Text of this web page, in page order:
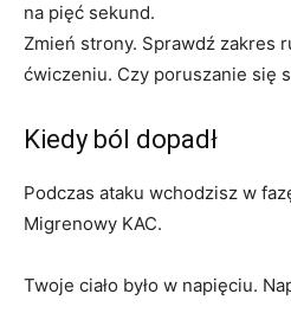
na pięć sekund.
Zmień strony. Sprawdź zakres
ćwiczeniu. Czy poruszanie się
Kiedy ból dopadł
Podczas ataku wchodzisz w
Migrenowy KAC.
Twoje ciało było w napięciu.